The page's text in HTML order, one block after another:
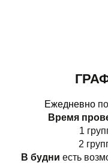
Ежедневно
Время
1
2
В будни есть